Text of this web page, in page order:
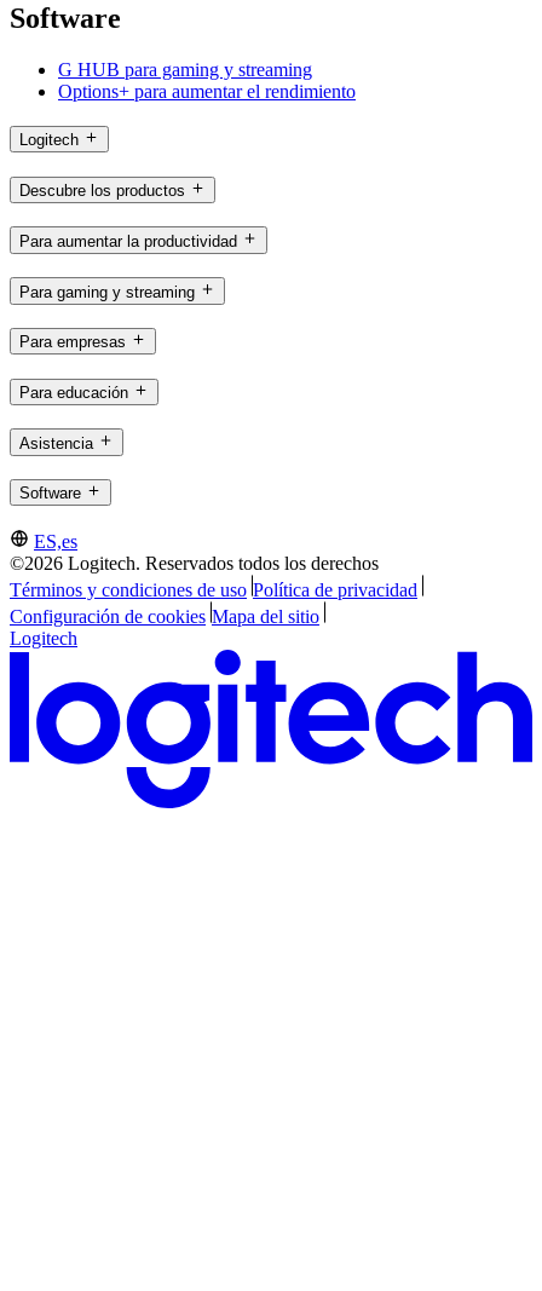
Software
G HUB para gaming y streaming
Options+ para aumentar el rendimiento
Logitech
Descubre los productos
Para aumentar la productividad
Para gaming y streaming
Para empresas
Para educación
Asistencia
Software
ES,es
©2026 Logitech. Reservados todos los derechos
Términos y condiciones de uso Política de privacidad
Configuración de cookies Mapa del sitio
Logitech